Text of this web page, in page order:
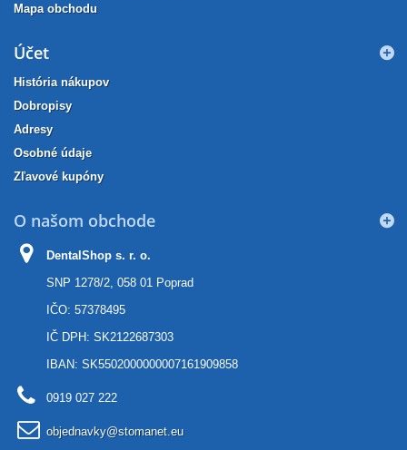
Mapa obchodu
Účet
História nákupov
Dobropisy
Adresy
Osobné údaje
Zľavové kupóny
O našom obchode
DentalShop s. r. o.
SNP 1278/2, 058 01 Poprad
IČO: 57378495
IČ DPH: SK2122687303
IBAN: SK5502000000007161909858
0919 027 222
objednavky@stomanet.eu